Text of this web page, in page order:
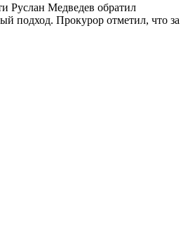
Руслан Медведев обратил
подход. Прокурор отметил, что за